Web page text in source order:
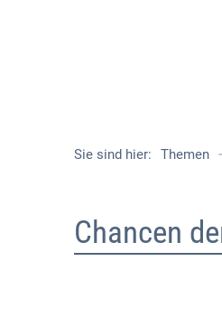
Sie sind hier: Themen
Wettbewerb
Chancen